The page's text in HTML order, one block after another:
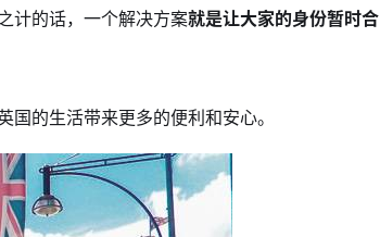
计的话，一个解决方案就是让大家的身份暂时合
的生活带来更多的便利和安心。